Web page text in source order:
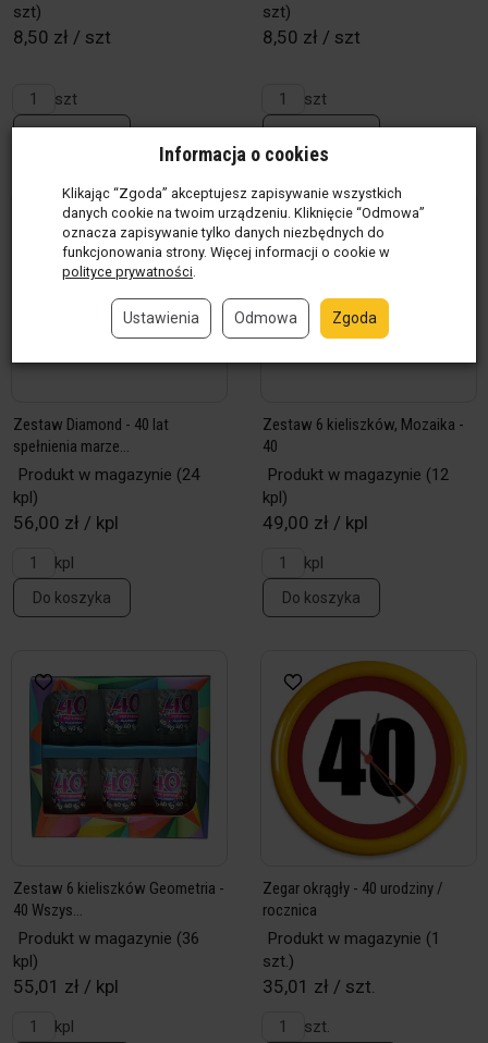
szt)
8,50 zł / szt
szt
szt)
8,50 zł / szt
szt
Zestaw Diamond - 40 lat
spełnienia marze...
Produkt w magazynie (24
kpl)
56,00 zł / kpl
kpl
Do koszyka
Zestaw 6 kieliszków, Mozaika -
40
Produkt w magazynie (12
kpl)
49,00 zł / kpl
kpl
Do koszyka
Zestaw 6 kieliszków Geometria -
40 Wszys...
Produkt w magazynie (36
kpl)
55,01 zł / kpl
kpl
Zegar okrągły - 40 urodziny /
rocznica
Produkt w magazynie (1
szt.)
35,01 zł / szt.
szt.
Informacja o cookies
Klikając “Zgoda” akceptujesz zapisywanie wszystkich
danych cookie na twoim urządzeniu. Kliknięcie “Odmowa”
oznacza zapisywanie tylko danych niezbędnych do
funkcjonowania strony. Więcej informacji o cookie w
polityce prywatności
Ustawienia Odmowa Zgoda